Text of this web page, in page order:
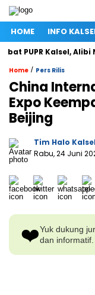
HOME INFO
PUPR Kalsel, Alibi
Home / Pers Rilis
China
Expo
Beijing
Tim Halo Kalsel
Rabu, 24 Juni
❤️Yuk dukung
dan informatif.